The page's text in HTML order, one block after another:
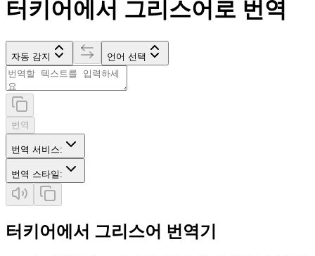
터키어에서 그리스어로 번역
자동 감지 언어 선택
번역
번역 서비스:
번역 스타일 :
터키어에서 그리스어 번역기